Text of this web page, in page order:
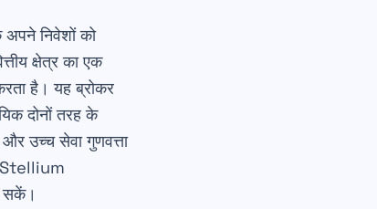
अपने निवेशों को
क्षेत्र का एक
है। यह ब्रोकर
दोनों तरह के
उच्च सेवा गुणवत्ता
Stellium
सकें।